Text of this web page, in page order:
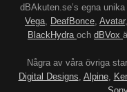
dBAkuten.se’s egna
Vega, DeafBonce, Avatar,
BlackHydra och dBVox
Några av våra övriga
Digital Designs, Alpine,